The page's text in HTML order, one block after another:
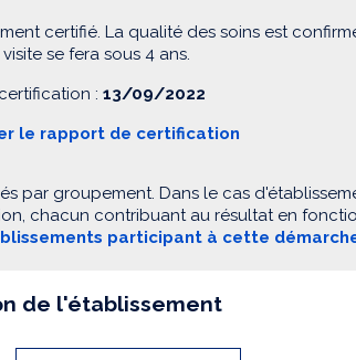
certifié. La qualité des soins est
se fera sous 4 ans.
: 13/09/2022
le rapport de certification
par groupement. Dans le cas
chacun contribuant au résultat en
participant à cette
de l'établissement